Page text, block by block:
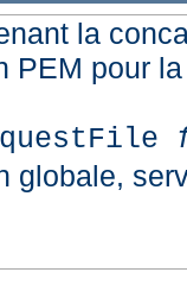
la
PEM pour
globale,